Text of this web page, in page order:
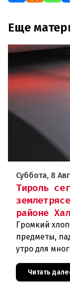
Еще
Суббота, 8
Тироль
районе
Громкий
предметы,
утро для
Читать